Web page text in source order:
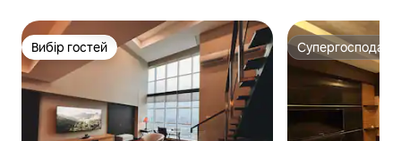
Вибір гостей
Вибір гостей Супергосподар
Супергосподар